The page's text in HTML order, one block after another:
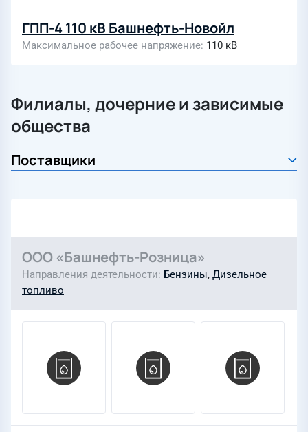
ГПП-4 110 кВ Башнефть-Новойл
Максимальное рабочее напряжение 110 кВ
Филиалы, дочерние и зависимые
общества
ООО «Башнефть-Розница»
Направления деятельности Бензины, Дизельное
топливо